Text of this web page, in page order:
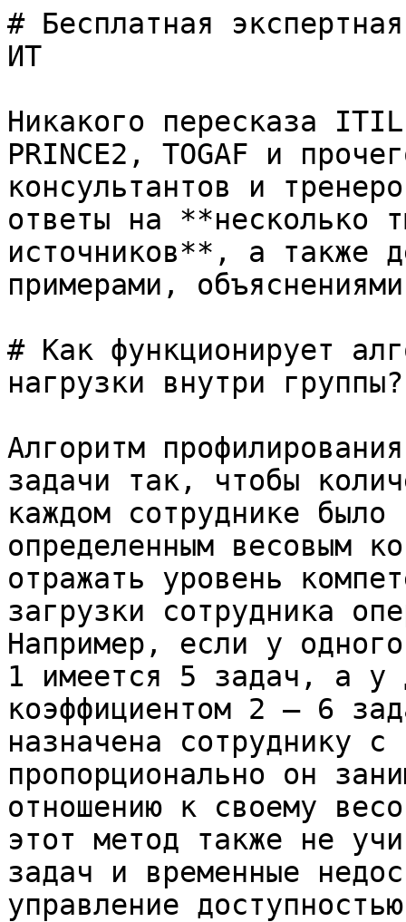
# Бесплатная
ИТ
Никакого пересказа
PRINCE2, TOGAF и
консультантов и
ответы на **несколько
источников**, а также
примерами,
# Как функционирует
нагрузки внутри группы?
Алгоритм
задачи так, чтобы
каждом сотруднике было
определенным весовым
отражать уровень
загрузки сотрудника
Например, если у
1 имеется 5 задач, а у
коэффициентом 2 – 6
назначена сотруднику
пропорционально он
отношению к своему
этот метод также не
задач и временные
управление доступностью